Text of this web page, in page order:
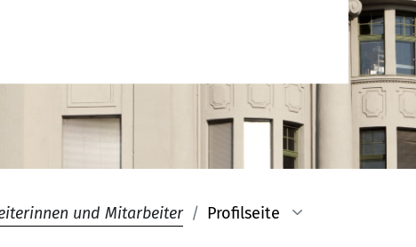
und Mitarbeiter Profilseite